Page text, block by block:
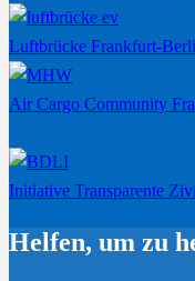
Luftbrücke Frankfurt-
Air Cargo Community
Initiative Transparente
Helfen, um zu